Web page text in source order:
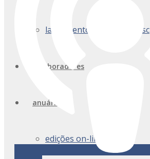
lançamentos anuário arqsc
colaboradores
anuário
edições on-line